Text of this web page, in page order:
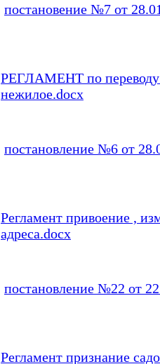
постановение №7 от
РЕГЛАМЕНТ по
нежилое.docx
постановление №6 от
Регламент привоение ,
адреса.docx
постановление №22 от
Регламент признание